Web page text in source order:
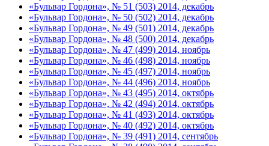
«Бульвар Гордона», № 51 (503) 2014, декабрь
«Бульвар Гордона», № 50 (502) 2014, декабрь
«Бульвар Гордона», № 49 (501) 2014, декабрь
«Бульвар Гордона», № 48 (500) 2014, декабрь
«Бульвар Гордона», № 47 (499) 2014, ноябрь
«Бульвар Гордона», № 46 (498) 2014, ноябрь
«Бульвар Гордона», № 45 (497) 2014, ноябрь
«Бульвар Гордона», № 44 (496) 2014, ноябрь
«Бульвар Гордона», № 43 (495) 2014, октябрь
«Бульвар Гордона», № 42 (494) 2014, октябрь
«Бульвар Гордона», № 41 (493) 2014, октябрь
«Бульвар Гордона», № 40 (492) 2014, октябрь
«Бульвар Гордона», № 39 (491) 2014, сентябрь